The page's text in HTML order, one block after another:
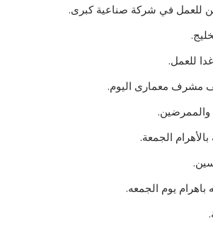
للعمل في شركة صناعية كبرى.
للعمل.
مشرف معمارى اليوم.
والممرضين.
الجمعة.
باهرام يوم الجمعه.